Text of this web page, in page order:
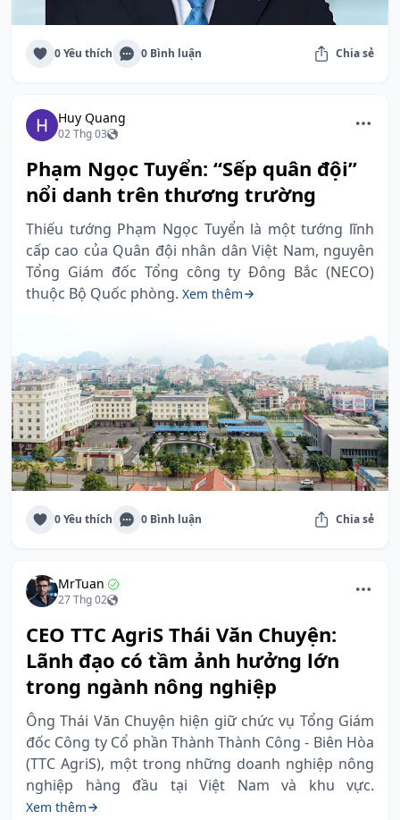
0 Yêu thích 0 Bình luận Chia sẻ
Huy Quang
02 Thg 03
Phạm Ngọc Tuyển: “Sếp quân đội”
nổi danh trên thương trường
Thiếu tướng Phạm Ngọc Tuyển là một tướng lĩnh
cấp cao của Quân đội nhân dân Việt Nam, nguyên
Tổng Giám đốc Tổng công ty Đông Bắc (NECO)
thuộc Bộ Quốc phòng. Xem thêm
0 Yêu thích 0 Bình luận Chia sẻ
MrTuan
27 Thg 02
CEO TTC AgriS Thái Văn Chuyện:
Lãnh đạo có tầm ảnh hưởng lớn
trong ngành nông nghiệp
Ông Thái Văn Chuyện hiện giữ chức vụ Tổng Giám
đốc Công ty Cổ phần Thành Thành Công - Biên Hòa
(TTC AgriS), một trong những doanh nghiệp nông
nghiệp hàng đầu tại Việt Nam và khu vực.
Xem thêm